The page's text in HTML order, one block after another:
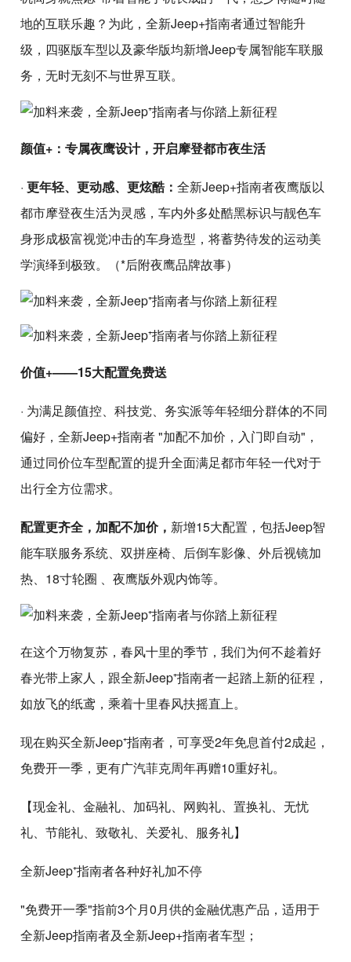
地的互联乐趣？为此，全新Jeep+指南者通过智能升
级，四驱版车型以及豪华版均新增Jeep专属智能车联服
务，无时无刻不与世界互联。
颜值+：专属夜鹰设计，开启摩登都市夜生活
·更年轻、更动感、更炫酷：全新Jeep+指南者夜鹰版以
都市摩登夜生活为灵感，车内外多处酷黑标识与靓色车
身形成极富视觉冲击的车身造型，将蓄势待发的运动美
学演绎到极致。（*后附夜鹰品牌故事）
价值+——15大配置免费送
· 为满足颜值控、科技党、务实派等年轻细分群体的不同
偏好，全新Jeep+指南者 "加配不加价，入门即自动"，
通过同价位车型配置的提升全面满足都市年轻一代对于
出行全方位需求。
配置更齐全，加配不加价， 新增15大配置，包括Jeep智
能车联服务系统、双拼座椅、后倒车影像、外后视镜加
热、18寸轮圈 、夜鹰版外观内饰等。
在这个万物复苏，春风十里的季节，我们为何不趁着好
春光带上家人，跟全新Jeep⁺指南者一起踏上新的征程，
如放飞的纸鸢，乘着十里春风扶摇直上。
现在购买全新Jeep⁺指南者，可享受2年免息首付2成起，
免费开一季，更有广汽菲克周年再赠10重好礼。
【现金礼、金融礼、加码礼、网购礼、置换礼、无忧
礼、节能礼、致敬礼、关爱礼、服务礼】
全新Jeep⁺指南者各种好礼加不停
"免费开一季"指前3个月0月供的金融优惠产品，适用于
全新Jeep指南者及全新Jeep+指南者车型；